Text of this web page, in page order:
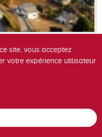
site, vous acceptez
votre expérience utilisateur